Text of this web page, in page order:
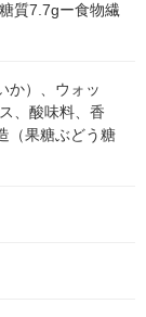
質7.7gー食物繊
か）、ウォッ
、酸味料、香
果糖ぶどう糖